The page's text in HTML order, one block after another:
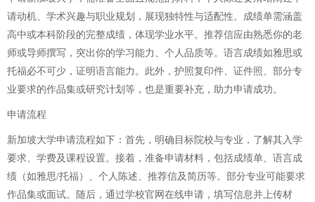
请动机、学术兴趣与职业规划，展现独特性与适配性。成绩单需涵盖
高中或本科阶段的完整成绩，体现学业水平。推荐信应由熟悉你的老
师或导师撰写，突出你的学习能力、个人品质等。语言成绩如雅思或
托福必不可少，证明语言能力。此外，护照复印件、证件照、部分专
业要求的作品集或研究计划等，也是重要补充，助力申请成功。
申请流程
新加坡大学申请流程如下：首先，明确目标院校与专业，了解其入学
要求、学费及课程设置。接着，准备申请材料，包括成绩单、语言成
绩（如雅思/托福）、个人陈述、推荐信及简历等。部分专业可能要求
作品集或面试。随后，通过学校官网在线申请，填写信息并上传材